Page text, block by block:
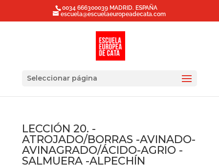
0034 666300039 MADRID. ESPAÑA
escuela@escuelaeuropeadecata.com
Seleccionar página
LECCIÓN 20. -
ATROJADO/BORRAS -AVINADO-
AVINAGRADO/ÁCIDO-AGRIO -
SALMUERA -ALPECHÍN